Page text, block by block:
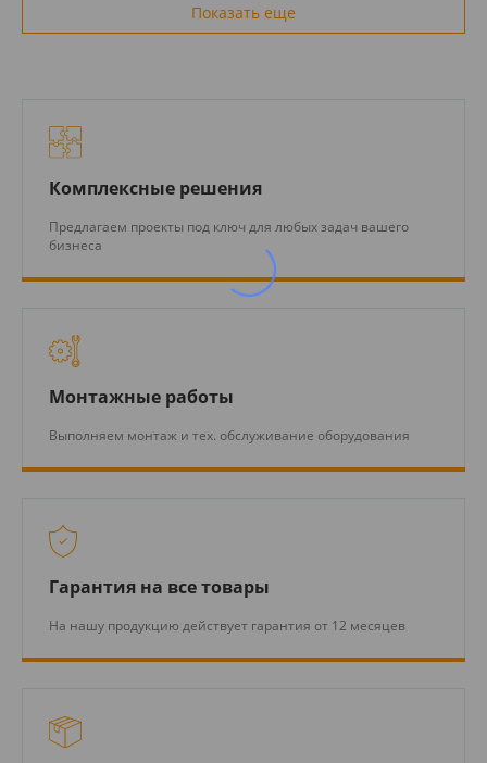
Показать еще
Комплексные решения
Предлагаем проекты под ключ для любых задач вашего
бизнеса
Монтажные работы
Выполняем монтаж и тех. обслуживание оборудования
Гарантия на все товары
На нашу продукцию действует гарантия от 12 месяцев